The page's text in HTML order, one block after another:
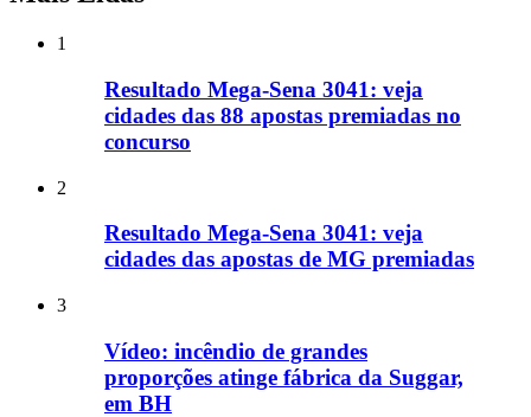
1
Resultado Mega-Sena 3041: veja
cidades das 88 apostas premiadas no
concurso
2
Resultado Mega-Sena 3041: veja
cidades das apostas de MG premiadas
3
Vídeo: incêndio de grandes
proporções atinge fábrica da Suggar,
em BH